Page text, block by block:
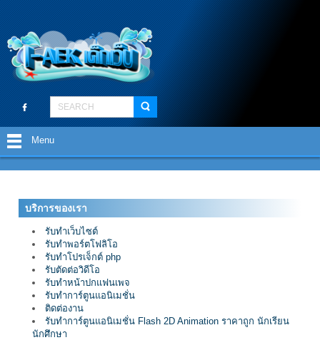
Menu
บริการของเรา
รับทำเว็บไซต์
รับทำพอร์ตโฟลิโอ
รับทำโปรเจ็กต์ php
รับตัดต่อวิดีโอ
รับทำหน้าปกแฟนเพจ
รับทำการ์ตูนแอนิเมชั่น
ติดต่องาน
รับทำการ์ตูนแอนิเมชั่น Flash 2D Animation ราคาถูก นักเรียน
นักศึกษา